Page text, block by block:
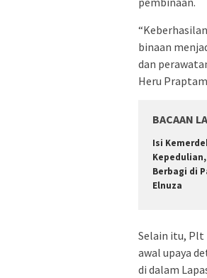
binaan
dan
Heru
BACAAN
Isi
Berbagi di
Elnuza
Selain itu, Plt
awal upaya
di dalam